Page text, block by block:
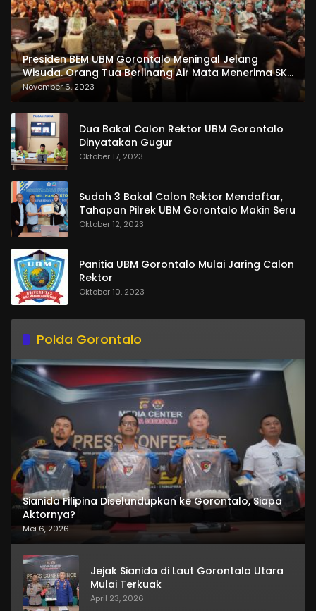
Presiden BEM UBM Gorontalo Meningal Jelang
Wisuda. Orang Tua Berlinang Air Mata Menerima SKL
dan Pemasangan Salempang
November 6, 2023
Dua Bakal Calon Rektor UBM Gorontalo
Dinyatakan Gugur
Oktober 17, 2023
Sudah 3 Bakal Calon Rektor Mendaftar,
Tahapan Pilrek UBM Gorontalo Makin Seru
Oktober 12, 2023
Panitia UBM Gorontalo Mulai Jaring Calon
Rektor
Oktober 10, 2023
Polda Gorontalo
Sianida Filipina Diselundupkan ke Gorontalo, Siapa
Aktornya?
Mei 6, 2026
Jejak Sianida di Laut Gorontalo Utara
Mulai Terkuak
April 23, 2026